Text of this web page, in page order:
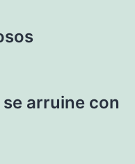
arruine con